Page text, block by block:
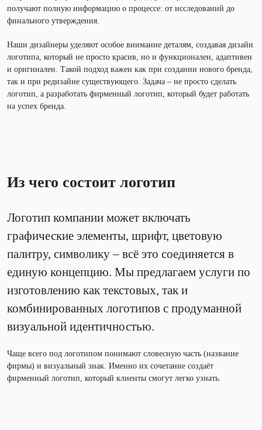
получают полную информацию о процессе: от исследований до
финального утверждения.
Наши дизайнеры уделяют особое внимание деталям, создавая дизайн
логотипа, который не просто красив, но и функционален, адаптивен
и оригинален. Такой подход важен как при создании нового бренда,
так и при редизайне существующего. Задача – не просто сделать
логотип, а разработать фирменный логотип, который будет работать
на успех бренда.
Из чего состоит логотип
Логотип компании может включать
графические элементы, шрифт, цветовую
палитру, символику – всё это соединяется в
единую концепцию. Мы предлагаем услуги по
изготовлению как текстовых, так и
комбинированных логотипов с продуманной
визуальной идентичностью.
Чаще всего под логотипом понимают словесную часть (название
фирмы) и визуальный знак. Именно их сочетание создаёт
фирменный логотип, который клиенты смогут легко узнать.